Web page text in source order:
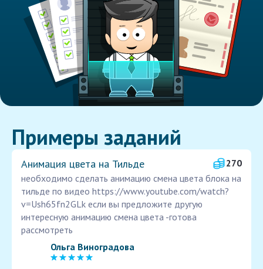
Примеры заданий
Анимация цвета на Тильде
270
необходимо сделать анимацию смена цвета блока на
тильде по видео https://www.youtube.com/watch?
v=Ush65fn2GLk если вы предложите другую
интересную анимацию смена цвета -готова
рассмотреть
Ольга Виноградова